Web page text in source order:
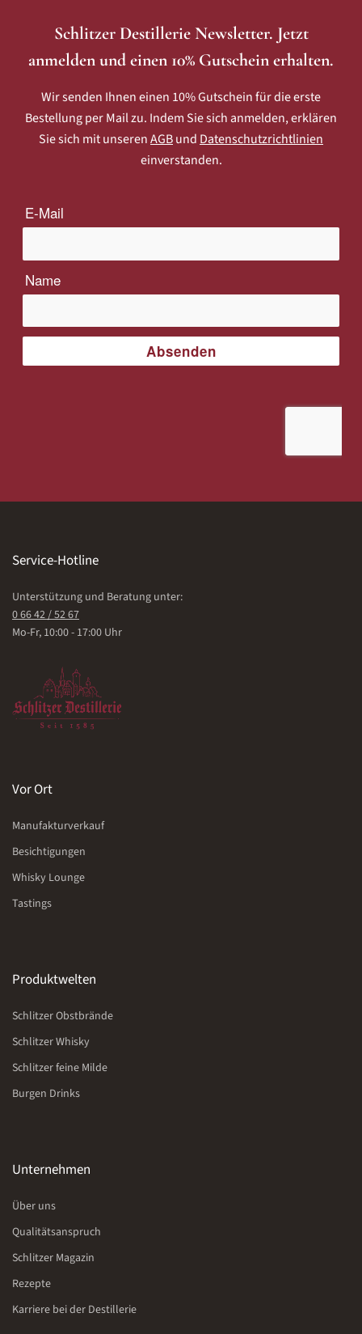
Schlitzer Destillerie Newsletter. Jetzt
anmelden und einen 10% Gutschein erhalten.
Wir senden Ihnen einen 10% Gutschein für die erste
Bestellung per Mail zu. Indem Sie sich anmelden, erklären
Sie sich mit unserenAGBund Datenschutzrichtlinien
einverstanden.
Service-Hotline
Unterstützung und Beratung unter:
0 66 42 / 52 67
Mo-Fr, 10:00 - 17:00 Uhr
Vor Ort
Manufakturverkauf
Besichtigungen
Whisky Lounge
Tastings
Produktwelten
Schlitzer Obstbrände
Schlitzer Whisky
Schlitzer feine Milde
Burgen Drinks
Unternehmen
Über uns
Qualitätsanspruch
Schlitzer Magazin
Rezepte
Karriere bei der Destillerie